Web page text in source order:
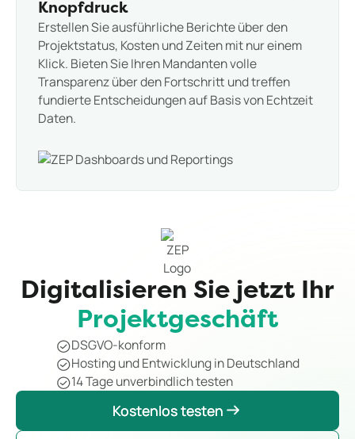
Knopfdruck
Erstellen Sie ausführliche Berichte über den
Projektstatus, Kosten und Zeiten mit nur einem
Klick. Bieten Sie Ihren Mandanten volle
Transparenz über den Fortschritt und treffen
fundierte Entscheidungen auf Basis von Echtzeit
Daten.
Digitalisieren Sie jetzt Ihr
Projektgeschäft
DSGVO-konform
Hosting und Entwicklung in Deutschland
14 Tage unverbindlich testen
Kostenlos testen
Kostenlos testen